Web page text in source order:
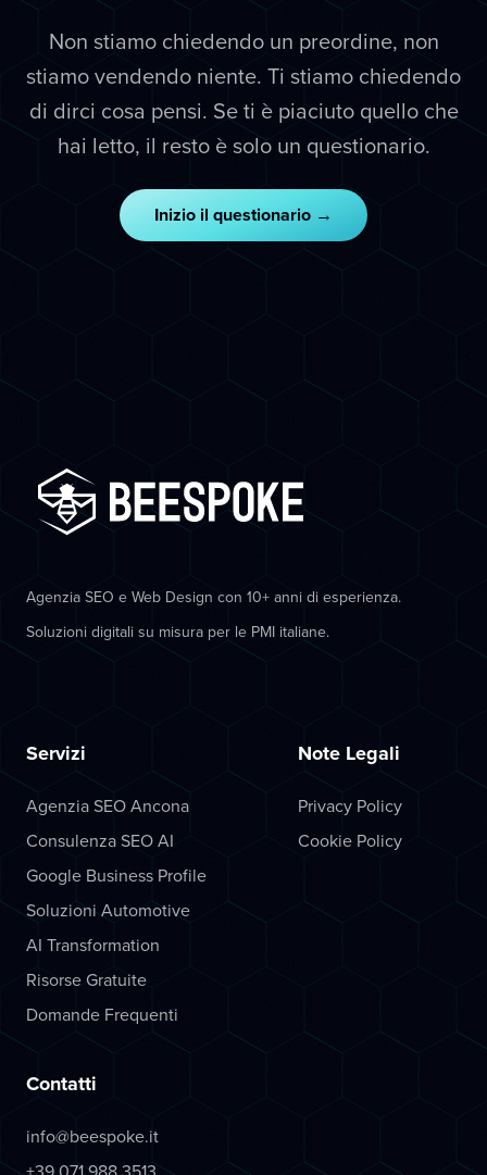
Non stiamo chiedendo un preordine, non
stiamo vendendo niente. Ti stiamo chiedendo
di dirci cosa pensi. Se ti è piaciuto quello che
hai letto, il resto è solo un questionario.
Inizio il questionario →
Agenzia SEO e Web Design con 10+ anni di esperienza.
Soluzioni digitali su misura per le PMI italiane.
Servizi
Agenzia SEO Ancona
Consulenza SEO AI
Google Business Profile
Soluzioni Automotive
AI Transformation
Risorse Gratuite
Domande Frequenti
Note Legali
Privacy Policy
Cookie Policy
Contatti
info@beespoke.it